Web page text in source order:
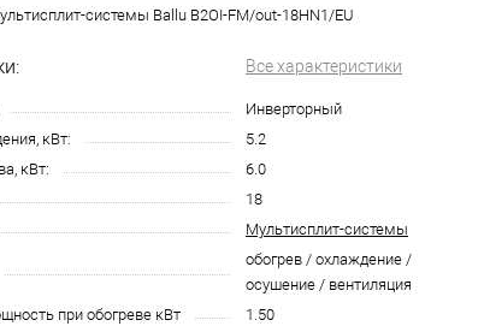
системы Ballu B2OI-FM/out-18HN1/EU
Все характеристики
Инверторный
кВт:
5.2
кВт:
6.0
18
Мультисплит-системы
обогрев / охлаждение /
осушение / вентиляция
при обогреве кВт
1.50